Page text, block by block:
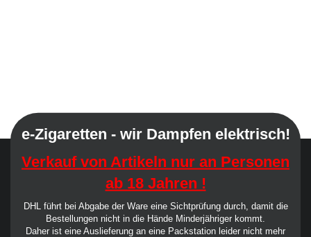
e-Zigaretten - wir Dampfen elektrisch!
Verkauf von Artikeln nur an Personen
ab 18 Jahren !
DHL führt bei Abgabe der Ware eine Sichtprüfung durch, damit die
Bestellungen nicht in die Hände Minderjähriger kommt.
Daher ist eine Auslieferung an eine Packstation leider nicht mehr